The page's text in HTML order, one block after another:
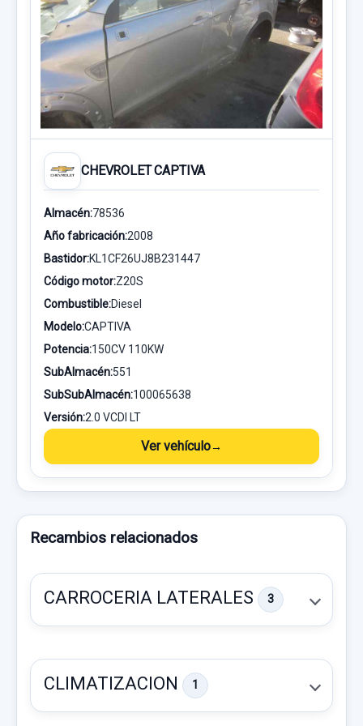
CHEVROLET CAPTIVA
Almacén:78536
Año fabricación:2008
Bastidor:KL1CF26UJ8B231447
Código motor:Z20S
Combustible:Diesel
Modelo:CAPTIVA
Potencia:150CV 110KW
SubAlmacén:551
SubSubAlmacén:100065638
Versión:2.0 VCDI LT
Ver vehículo
Recambios relacionados
CARROCERIA LATERALES 3
CLIMATIZACION 1